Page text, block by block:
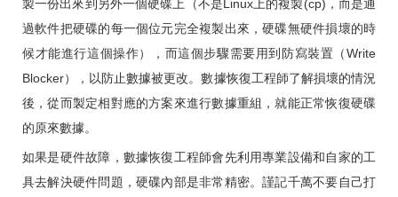
製一份出來到另外一個硬碟上（不是Linux上的複製(cp)，而是通
過軟件把硬碟的每一個位元完全複製出來，硬碟無硬件損壞的時
候才能進行這個操作），而這個步驟需要用到防寫裝置（Write
Blocker），以防止數據被更改。數據恢復工程師了解損壞的情況
後，從而製定相對應的方案來進行數據重組，就能正常恢復硬碟
的原來數據。
如果是硬件故障，數據恢復工程師會先利用專業設備和自家的工
具去解決硬件問題，硬碟內部是非常精密。謹記千萬不要自己打